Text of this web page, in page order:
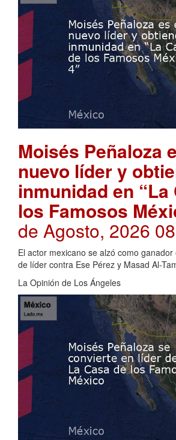
Moisés Peñaloza
nuevo líder y
inmunidad en “La
los Famosos
de Agosto, 2026
El actor mexicano se alzó como
de líder contra Ese Pérez y Masad Al-
La Opinión de Los Ángeles